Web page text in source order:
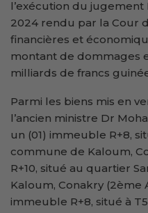
l’exécution du jugement
2024 rendu par la Cour
financières et
montant de dommages
milliards de francs
Parmi les biens mis en
l’ancien ministre Dr
un (01) immeuble R+8,
commune de Kaloum,
R+10, situé au quartier
Kaloum, Conakry (2ème
immeuble R+8, situé à